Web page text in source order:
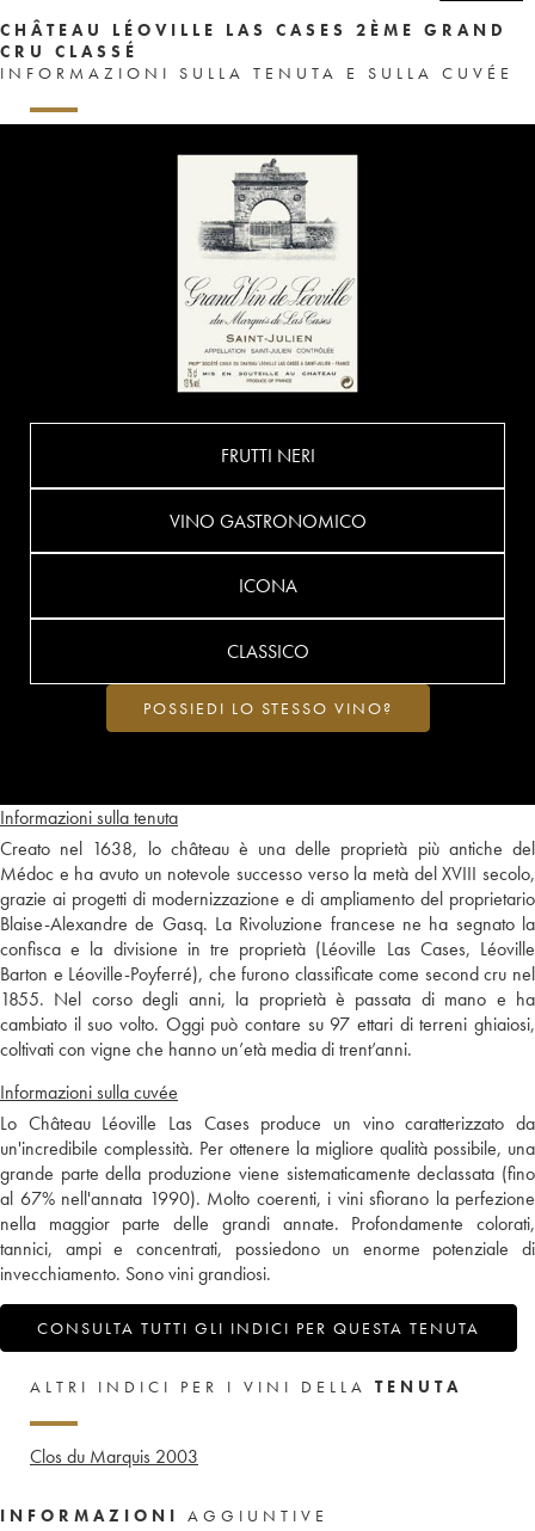
CHÂTEAU LÉOVILLE LAS CASES 2ÈME GRAND
CRU CLASSÉ
INFORMAZIONI SULLA TENUTA E SULLA CUVÉE
Informazioni sulla tenuta
Creato nel 1638, lo château è una delle proprietà più antiche del
Médoc e ha avuto un notevole successo verso la metà del XVIII secolo,
grazie ai progetti di modernizzazione e di ampliamento del proprietario
Blaise-Alexandre de Gasq. La Rivoluzione francese ne ha segnato la
confisca e la divisione in tre proprietà (Léoville Las Cases, Léoville
Barton e Léoville-Poyferré), che furono classificate come second cru nel
1855. Nel corso degli anni, la proprietà è passata di mano e ha
cambiato il suo volto. Oggi può contare su 97 ettari di terreni ghiaiosi,
coltivati con vigne che hanno un’età media di trent’anni.
Informazioni sulla cuvée
Lo Château Léoville Las Cases produce un vino caratterizzato da
un'incredibile complessità. Per ottenere la migliore qualità possibile, una
grande parte della produzione viene sistematicamente declassata (fino
al 67% nell'annata 1990). Molto coerenti, i vini sfiorano la perfezione
nella maggior parte delle grandi annate. Profondamente colorati,
tannici, ampi e concentrati, possiedono un enorme potenziale di
invecchiamento. Sono vini grandiosi.
CONSULTA TUTTI GLI INDICI PER QUESTA TENUTA
FRUTTI NERI
VINO GASTRONOMICO
ICONA
CLASSICO
POSSIEDI LO STESSO VINO?
ALTRI INDICI PER I VINI DELLA TENUTA
Clos du Marquis 2003
INFORMAZIONI AGGIUNTIVE